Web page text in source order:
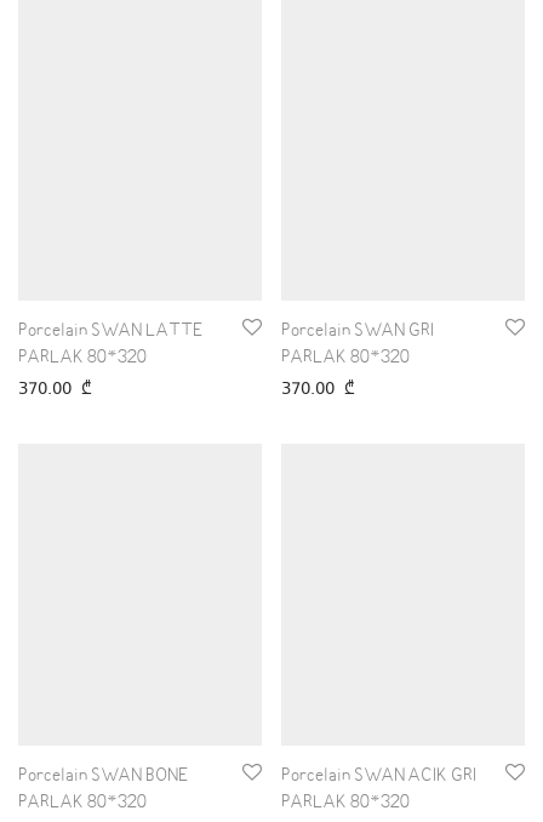
Porcelain SWAN LATTE
PARLAK 80*320
370.00 ₾
Porcelain SWAN GRI
PARLAK 80*320
370.00 ₾
Porcelain SWAN BONE
PARLAK 80*320
Porcelain SWAN ACIK GRI
PARLAK 80*320